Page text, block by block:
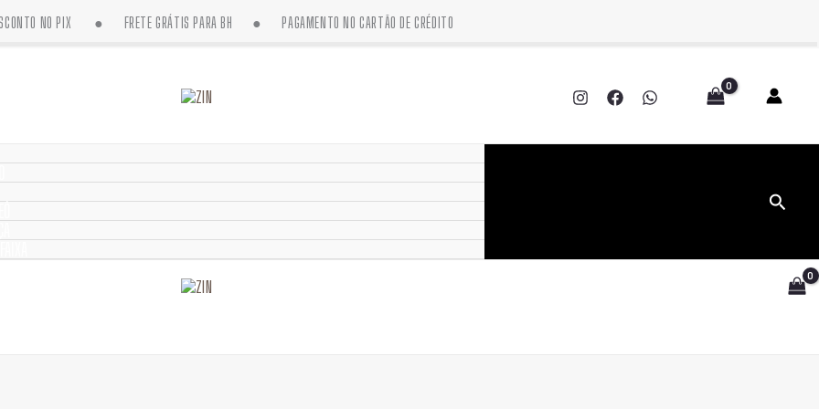
NO PIX ● FRETE GRÁTIS PARA BH ● PAGAMENTO NO CARTÃO DE CRÉDITO